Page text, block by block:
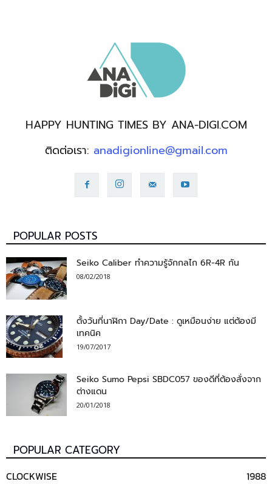
HAPPY HUNTING TIMES BY ANA-DIGI.COM
ติดต่อเรา: anadigionline@gmail.com
POPULAR POSTS
Seiko Caliber ทำความรู้จักกลไก 6R-4R กัน
08/02/2018
ตั้งวันที่นาฬิกา Day/Date : ดูเหมือนง่าย แต่ต้องมี
เทคนิค
19/07/2017
Seiko Sumo Pepsi SBDC057 ของดีที่ต้องสั่งจาก
ต่างแดน
20/01/2018
POPULAR CATEGORY
CLOCKWISE 1988